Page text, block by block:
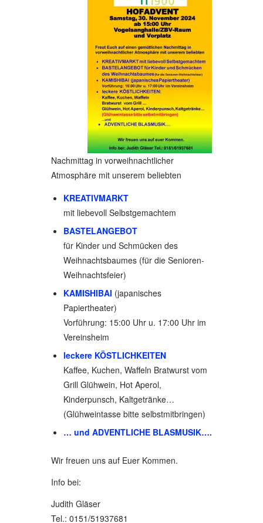
Nachmittag in vorweihnachtlicher
Atmosphäre mit unserem beliebten
KREATIVMARKT
mit liebevoll Selbstgemachtem
BASTELANGEBOT
für Kinder und Schmücken des
Weihnachtsbaumes (für die Senioren-
Weihnachtsfeier)
KAMISHIBAI (japanisches
Papiertheater)
Vorführung: 15:00 Uhr u. 17:00 Uhr im
Vereinsheim
leckere KÖSTLICHKEITEN
Kaffee, Kuchen, Waffeln Bratwurst vom
Grill Glühwein, Hot Aperol,
Kinderpunsch, Kaltgetränke…
(Glühweintasse bitte selbstmitbringen)
… und ADVENTLICHE BLASMUSIK….
Wir freuen uns auf Euer Kommen.
Info bei:
Judith Gläser
Tel.: 0151/51937681